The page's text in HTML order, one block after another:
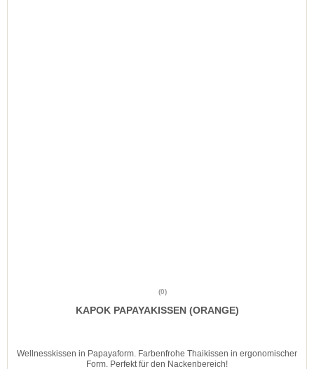
(0)
KAPOK PAPAYAKISSEN (ORANGE)
Wellnesskissen in Papayaform. Farbenfrohe Thaikissen in ergonomischer
Form. Perfekt für den Nackenbereich!